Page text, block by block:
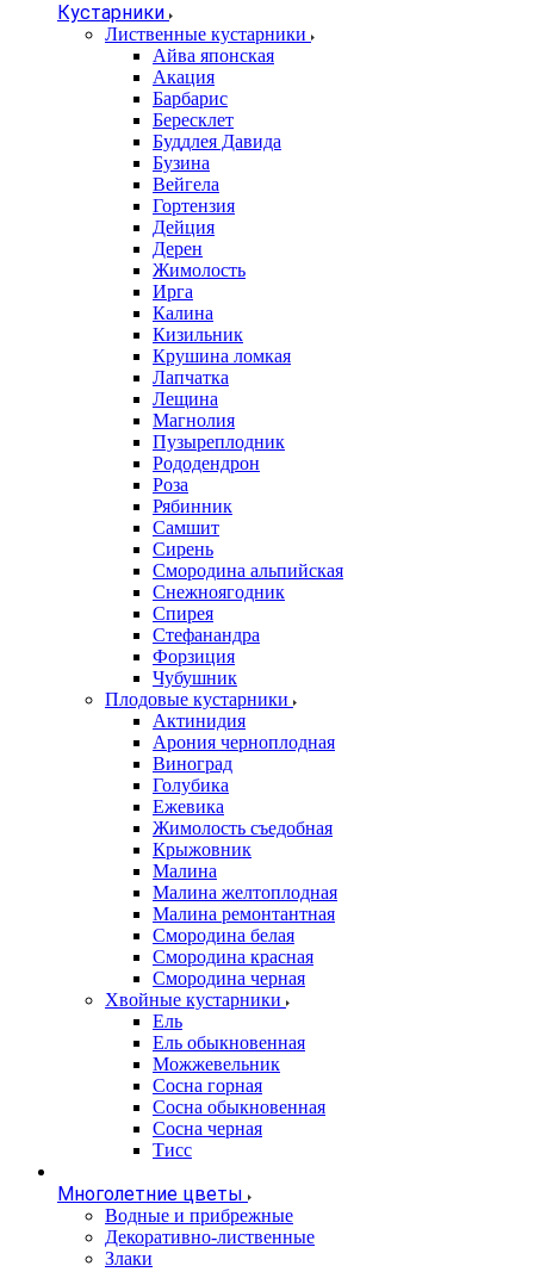
Кустарники
Лиственные кустарники
Айва японская
Акация
Барбарис
Бересклет
Буддлея Давида
Бузина
Вейгела
Гортензия
Дейция
Дерен
Жимолость
Ирга
Калина
Кизильник
Крушина ломкая
Лапчатка
Лещина
Магнолия
Пузыреплодник
Рододендрон
Роза
Рябинник
Самшит
Сирень
Смородина альпийская
Снежноягодник
Спирея
Стефанандра
Форзиция
Чубушник
Плодовые кустарники
Актинидия
Арония черноплодная
Виноград
Голубика
Ежевика
Жимолость съедобная
Крыжовник
Малина
Малина желтоплодная
Малина ремонтантная
Смородина белая
Смородина красная
Смородина черная
Хвойные кустарники
Ель
Ель обыкновенная
Можжевельник
Сосна горная
Сосна обыкновенная
Сосна черная
Тисс
Многолетние цветы
Водные и прибрежные
Декоративно-лиственные
Злаки